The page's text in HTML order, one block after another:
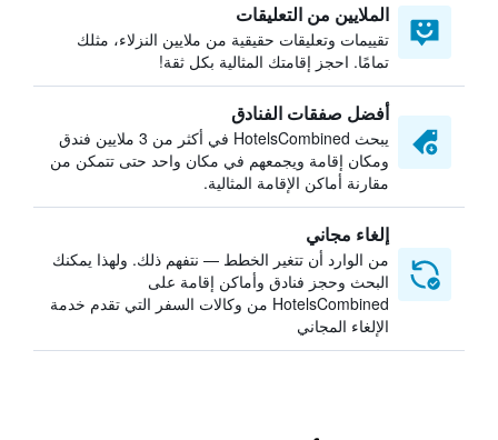
الملايين من التعليقات
تقييمات وتعليقات حقيقية من ملايين النزلاء، مثلك
تمامًا. احجز إقامتك المثالية بكل ثقة!
أفضل صفقات الفنادق
يبحث HotelsCombined في أكثر من 3 ملايين فندق
ومكان إقامة ويجمعهم في مكان واحد حتى تتمكن من
مقارنة أماكن الإقامة المثالية.
إلغاء مجاني
من الوارد أن تتغير الخطط — نتفهم ذلك. ولهذا يمكنك
البحث وحجز فنادق وأماكن إقامة على
HotelsCombined من وكالات السفر التي تقدم خدمة
الإلغاء المجاني